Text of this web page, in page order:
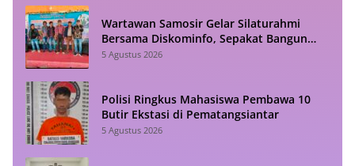
Wartawan Samosir Gelar Silaturahmi
Bersama Diskominfo, Sepakat Bangun
Komunikasi Konstruktif
5 Agustus 2026
Polisi Ringkus Mahasiswa Pembawa 10
Butir Ekstasi di Pematangsiantar
5 Agustus 2026